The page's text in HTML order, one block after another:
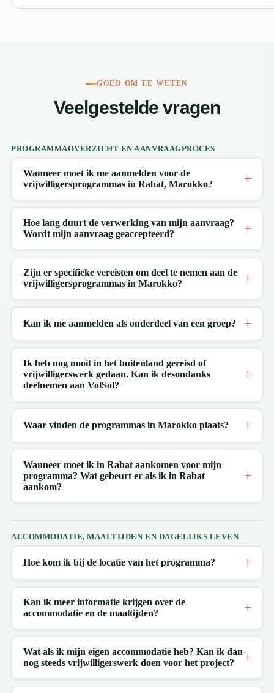
GOED OM TE WETEN
Veelgestelde vragen
PROGRAMMAOVERZICHT EN AANVRAAGPROCES
Wanneer moet ik me aanmelden voor de
vrijwilligersprogrammas in Rabat, Marokko?
Hoe lang duurt de verwerking van mijn aanvraag?
Wordt mijn aanvraag geaccepteerd?
Zijn er specifieke vereisten om deel te nemen aan de
vrijwilligersprogrammas in Marokko?
Kan ik me aanmelden als onderdeel van een groep?
Ik heb nog nooit in het buitenland gereisd of
vrijwilligerswerk gedaan. Kan ik desondanks
deelnemen aan VolSol?
Waar vinden de programmas in Marokko plaats?
Wanneer moet ik in Rabat aankomen voor mijn
programma? Wat gebeurt er als ik in Rabat
aankom?
ACCOMMODATIE, MAALTIJDEN EN DAGELIJKS LEVEN
Hoe kom ik bij de locatie van het programma?
Kan ik meer informatie krijgen over de
accommodatie en de maaltijden?
Wat als ik mijn eigen accommodatie heb? Kan ik dan
nog steeds vrijwilligerswerk doen voor het project?